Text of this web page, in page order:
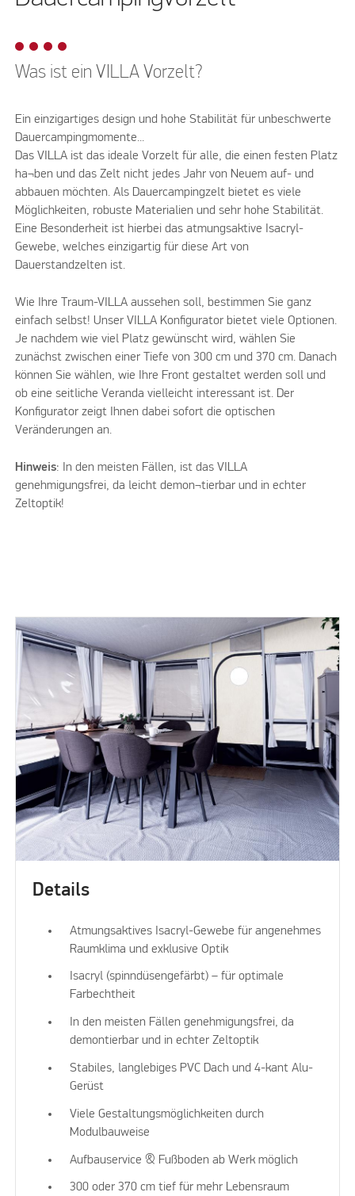
Was ist ein VILLA Vorzelt?
Ein einzigartiges design und hohe Stabilität für unbeschwerte
Dauercampingmomente...
Das VILLA ist das ideale Vorzelt für alle, die einen festen Platz
ha¬ben und das Zelt nicht jedes Jahr von Neuem auf- und
abbauen möchten. Als Dauercampingzelt bietet es viele
Möglichkeiten, robuste Materialien und sehr hohe Stabilität.
Eine Besonderheit ist hierbei das atmungsaktive Isacryl-
Gewebe, welches einzigartig für diese Art von
Dauerstandzelten ist.
Wie Ihre Traum-VILLA aussehen soll, bestimmen Sie ganz
einfach selbst! Unser VILLA Konfigurator bietet viele Optionen.
Je nachdem wie viel Platz gewünscht wird, wählen Sie
zunächst zwischen einer Tiefe von 300 cm und 370 cm. Danach
können Sie wählen, wie Ihre Front gestaltet werden soll und
ob eine seitliche Veranda vielleicht interessant ist. Der
Konfigurator zeigt Ihnen dabei sofort die optischen
Veränderungen an.
Hinweis: In den meisten Fällen, ist das VILLA
genehmigungsfrei, da leicht demon¬tierbar und in echter
Zeltoptik!
Details
Atmungsaktives Isacryl-Gewebe für angenehmes
Raumklima und exklusive Optik
Isacryl (spinndüsengefärbt) – für optimale
Farbechtheit
In den meisten Fällen genehmigungsfrei, da
demontierbar und in echter Zeltoptik
Stabiles, langlebiges PVC Dach und 4-kant Alu-
Gerüst
Viele Gestaltungsmöglichkeiten durch
Modulbauweise
Aufbauservice & Fußboden ab Werk möglich
300 oder 370 cm tief für mehr Lebensraum